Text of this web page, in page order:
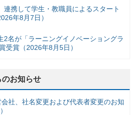
連携して学生・教職員によるスタート
年8月7日）
2名が「ラーニングイノベーショングラ
受賞（2026年8月5日）
のお知らせ
社、社名変更および代表者変更のお知